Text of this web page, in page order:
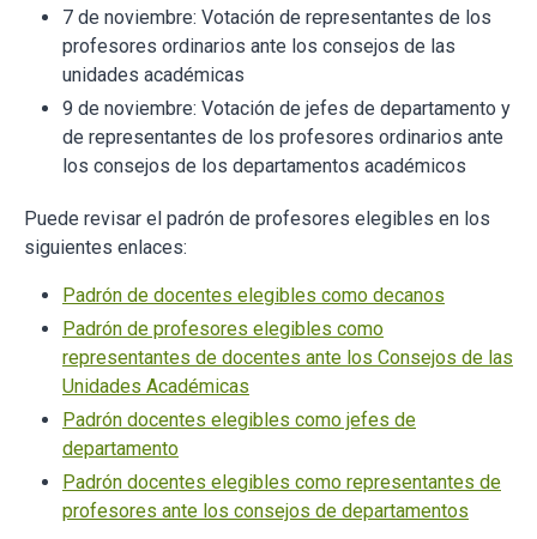
7 de noviembre: Votación de representantes de los
profesores ordinarios ante los consejos de las
unidades académicas
9 de noviembre: Votación de jefes de departamento y
de representantes de los profesores ordinarios ante
los consejos de los departamentos académicos
Puede revisar el padrón de profesores elegibles en los
siguientes enlaces:
Padrón de docentes elegibles como decanos
Padrón de profesores elegibles como
representantes de docentes ante los Consejos de las
Unidades Académicas
Padrón docentes elegibles como jefes de
departamento
Padrón docentes elegibles como representantes de
profesores ante los consejos de departamentos